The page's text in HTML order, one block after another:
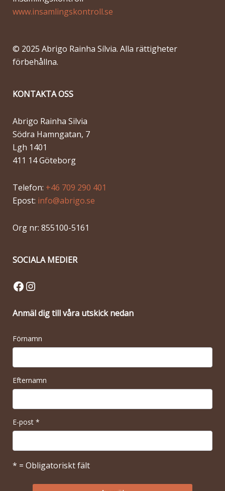
www.insamlingskontroll.se
© 2025 Abrigo Rainha Sílvia. Alla rättigheter
förbehållna.
KONTAKTA OSS
Abrigo Rainha Silvia
Södra Hamngatan, 7
Lgh 1401
411 14 Göteborg
Telefon: +46 709 290 401
Epost: info@abrigo.se
Org nr: 855100-5161
SOCIALA MEDIER
Facebook
Instagram
Anmäl dig till våra utskick nedan
Förnamn
Efternamn
E-post *
* = Obligatoriskt fält